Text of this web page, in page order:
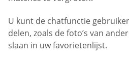
U kunt de chatfunctie
delen, zoals de foto’s van
slaan in uw favorietenlijst.